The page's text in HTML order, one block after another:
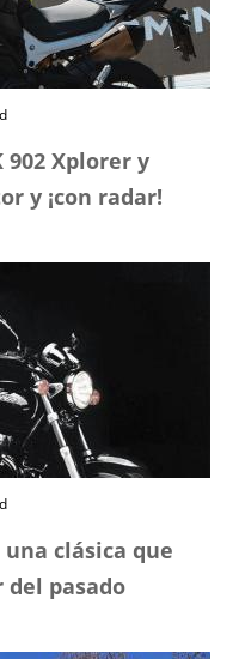
902 Xplorer y
y ¡con radar!
una clásica que
pasado